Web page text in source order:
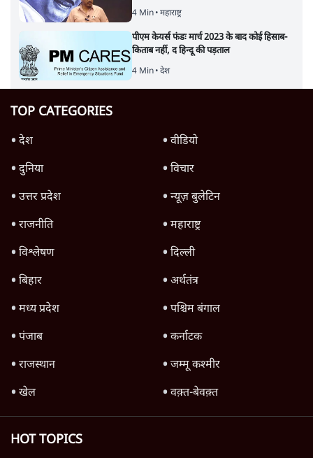
4 Min• महाराष्ट्र
पीएम केयर्स फंडः मार्च 2023 के बाद कोई हिसाब-
किताब नहीं, द हिन्दू की पड़ताल
4 Min• देश
TOP CATEGORIES
देश
वीडियो
दुनिया
विचार
उत्तर प्रदेश
न्यूज़ बुलेटिन
राजनीति
महाराष्ट्र
विश्लेषण
दिल्ली
बिहार
अर्थतंत्र
मध्य प्रदेश
पश्चिम बंगाल
पंजाब
कर्नाटक
राजस्थान
जम्मू कश्मीर
खेल
वक़्त-बेवक़्त
HOT TOPICS